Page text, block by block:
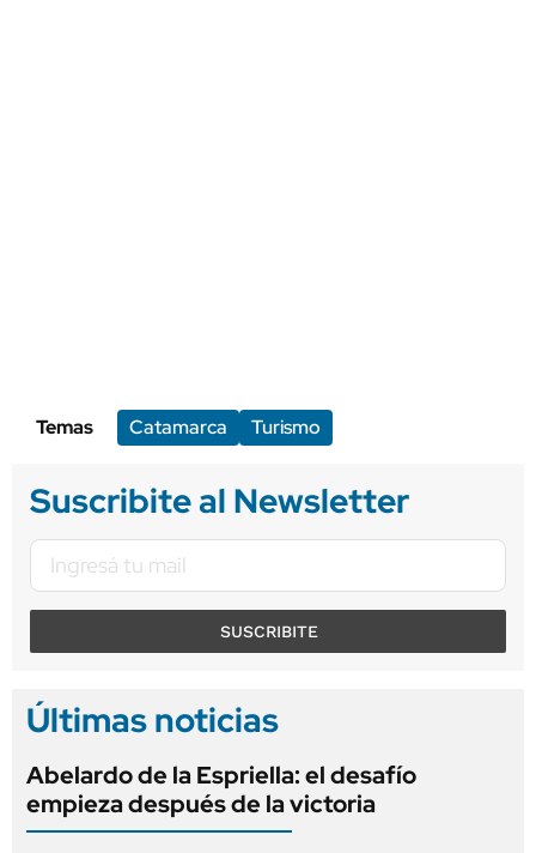
Temas Catamarca Turismo
Suscribite al Newsletter
SUSCRIBITE
Últimas noticias
Abelardo de la Espriella: el desafío
empieza después de la victoria